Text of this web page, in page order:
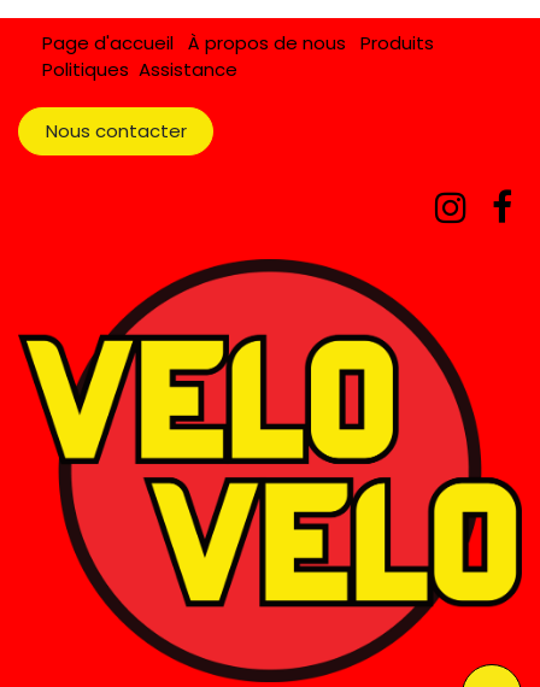
Page d'accueil À propos de nous
Produits
Politiques Assistance
Nous contacter​​​​​​